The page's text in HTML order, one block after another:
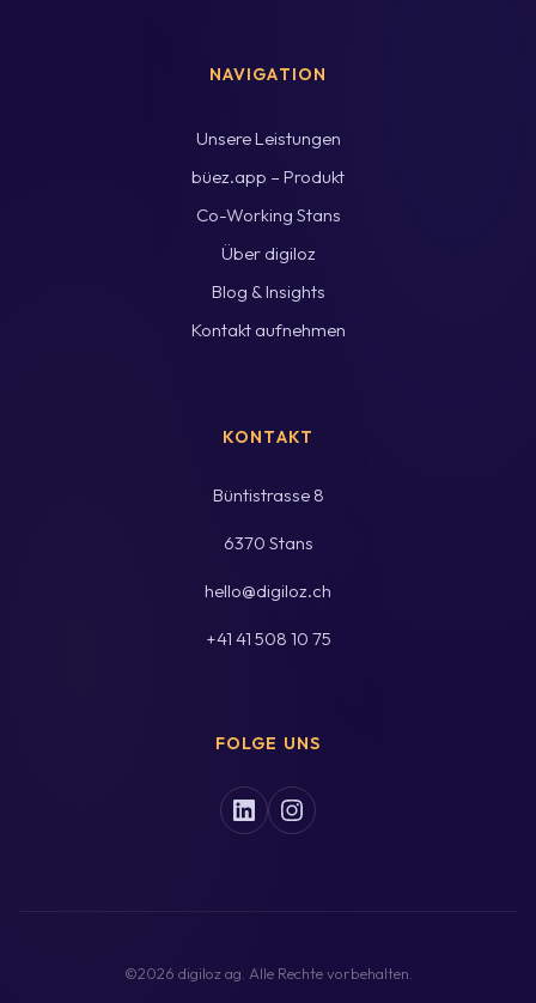
NAVIGATION
Unsere Leistungen
büez.app – Produkt
Co-Working Stans
Über digiloz
Blog & Insights
Kontakt aufnehmen
KONTAKT
Büntistrasse 8
6370 Stans
hello@digiloz.ch
+41 41 508 10 75
FOLGE UNS
©2026 digiloz ag. Alle Rechte vorbehalten.